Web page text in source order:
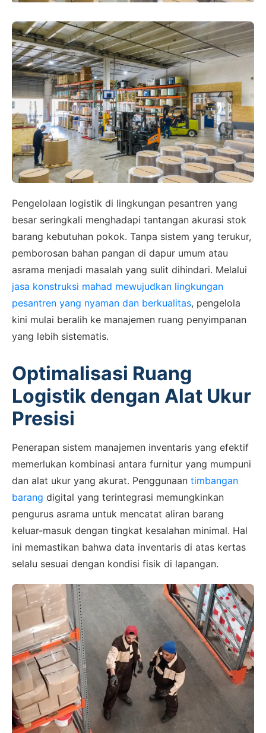
Pengelolaan logistik di lingkungan pesantren yang
besar seringkali menghadapi tantangan akurasi stok
barang kebutuhan pokok. Tanpa sistem yang terukur,
pemborosan bahan pangan di dapur umum atau
asrama menjadi masalah yang sulit dihindari. Melalui
jasa konstruksi mahad mewujudkan lingkungan
pesantren yang nyaman dan berkualitas, pengelola
kini mulai beralih ke manajemen ruang penyimpanan
yang lebih sistematis.
Optimalisasi Ruang
Logistik dengan Alat Ukur
Presisi
Penerapan sistem manajemen inventaris yang efektif
memerlukan kombinasi antara furnitur yang mumpuni
dan alat ukur yang akurat. Penggunaan timbangan
barang digital yang terintegrasi memungkinkan
pengurus asrama untuk mencatat aliran barang
keluar-masuk dengan tingkat kesalahan minimal. Hal
ini memastikan bahwa data inventaris di atas kertas
selalu sesuai dengan kondisi fisik di lapangan.